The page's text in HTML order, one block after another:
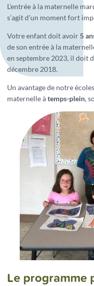
L’entrée à la maternelle
s’agit d’un moment fort
Votre enfant doit avoir 5
de son entrée à la
en septembre 2023, il doit
décembre 2018.
Un avantage de notre
maternelle àtemps-plein,
Le programme